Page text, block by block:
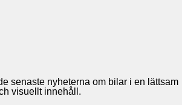
senaste nyheterna om bilar i en lättsam
visuellt innehåll.